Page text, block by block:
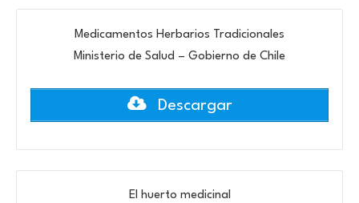
Medicamentos Herbarios Tradicionales
Ministerio de Salud – Gobierno de Chile
Descargar
El huerto medicinal